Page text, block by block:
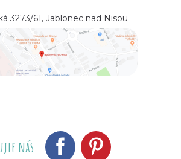
3273/61, Jablonec nad Nisou
nás